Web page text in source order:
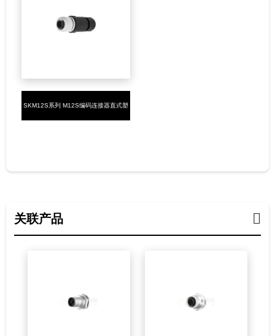
SKM12S系列 M12S编码连接器直式塑
关联产品